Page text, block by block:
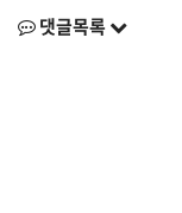
댓글목록